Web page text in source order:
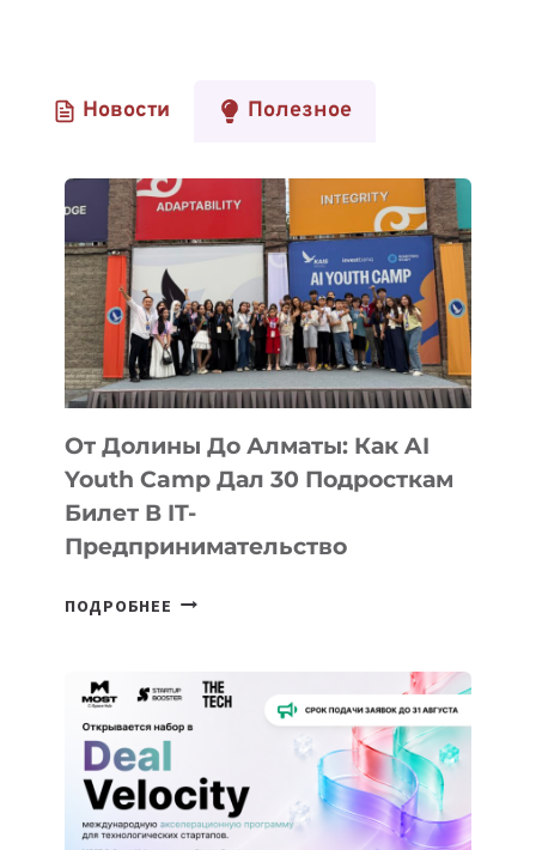
Новости Полезное
От Долины До Алматы: Как AI
Youth Camp Дал 30 Подросткам
Билет В IT-
Предпринимательство
ПОДРОБНЕЕ ОТ
АЛМАТЫ:
AI
YOUTH
CAMP
ДАЛ